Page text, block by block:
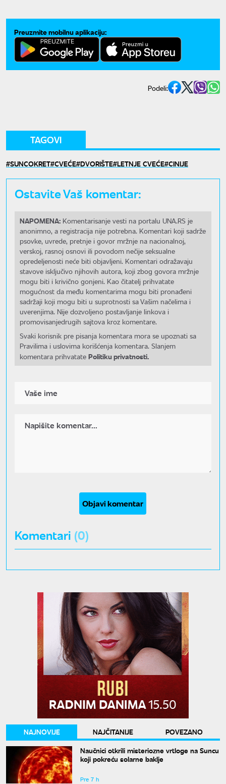
Preuzmite mobilnu aplikaciju:
Podeli:
TAGOVI
SUNCOKRET CVEĆE DVORIŠTE LETNJE CVEĆE CINIJE
Ostavite Vaš komentar:
NAPOMENA: Komentarisanje vesti na portalu UNA.RS je
anonimno, a registracija nije potrebna. Komentari koji sadrže
psovke, uvrede, pretnje i govor mržnje na nacionalnoj,
verskoj, rasnoj osnovi ili povodom nečije seksualne
opredeljenosti neće biti objavljeni. Komentari odražavaju
stavove isključivo njihovih autora, koji zbog govora mržnje
mogu biti i krivično gonjeni. Kao čitatelj prihvatate
mogućnost da među komentarima mogu biti pronađeni
sadržaji koji mogu biti u suprotnosti sa Vašim načelima i
uverenjima. Nije dozvoljeno postavljanje linkova i
promovisanjedrugih sajtova kroz komentare.
Svaki korisnik pre pisanja komentara mora se upoznati sa
Pravilima i uslovima korišćenja komentara. Slanjem
komentara prihvatate Politiku privatnosti.
Objavi komentar
Komentari (0)
NAJNOVIJE NAJČITANIJE
POVEZANO
Naučnici otkrili misteriozne vrtloge na Suncu
koji pokreću solarne baklje
Pre 7 h